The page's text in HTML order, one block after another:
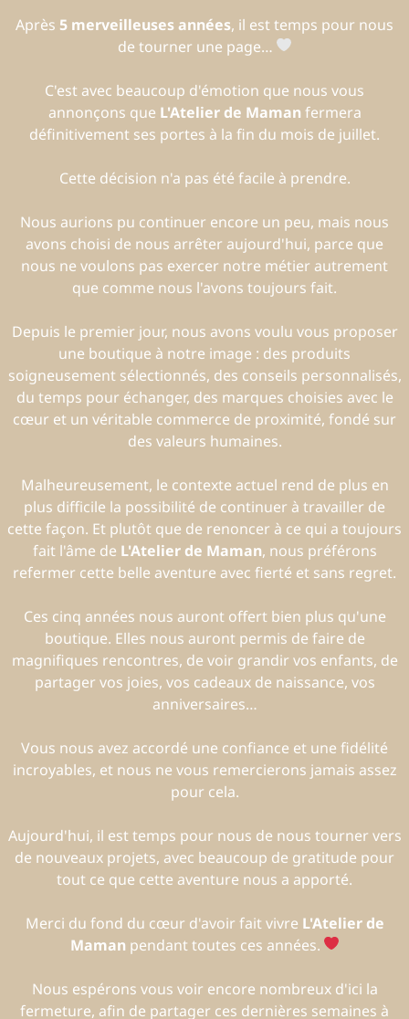
Après 5 merveilleuses années, il est temps pour nous
de tourner une page…
C'est avec beaucoup d'émotion que nous vous
annonçons que L'Atelier de Maman fermera
définitivement ses portes à la fin du mois de juillet.
Cette décision n'a pas été facile à prendre.
Nous aurions pu continuer encore un peu, mais nous
avons choisi de nous arrêter aujourd'hui, parce que
nous ne voulons pas exercer notre métier autrement
que comme nous l'avons toujours fait.
Depuis le premier jour, nous avons voulu vous proposer
une boutique à notre image : des produits
soigneusement sélectionnés, des conseils personnalisés,
du temps pour échanger, des marques choisies avec le
cœur et un véritable commerce de proximité, fondé sur
des valeurs humaines.
Malheureusement, le contexte actuel rend de plus en
plus difficile la possibilité de continuer à travailler de
cette façon. Et plutôt que de renoncer à ce qui a toujours
fait l'âme de L'Atelier de Maman, nous préférons
refermer cette belle aventure avec fierté et sans regret.
Ces cinq années nous auront offert bien plus qu'une
boutique. Elles nous auront permis de faire de
magnifiques rencontres, de voir grandir vos enfants, de
partager vos joies, vos cadeaux de naissance, vos
anniversaires…
Vous nous avez accordé une confiance et une fidélité
incroyables, et nous ne vous remercierons jamais assez
pour cela.
Aujourd'hui, il est temps pour nous de nous tourner vers
de nouveaux projets, avec beaucoup de gratitude pour
tout ce que cette aventure nous a apporté.
Merci du fond du cœur d'avoir fait vivre L'Atelier de
Maman pendant toutes ces années.
Nous espérons vous voir encore nombreux d'ici la
fermeture, afin de partager ces dernières semaines à